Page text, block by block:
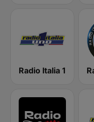
Radio Italia 1